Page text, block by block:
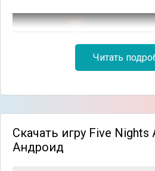
Читать
Скачать игру Five Nights
Андроид